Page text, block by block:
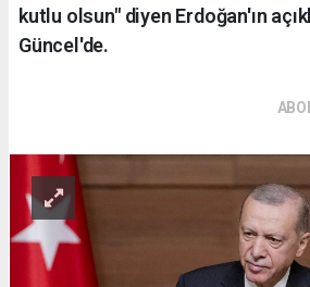
kutlu olsun" diyen Erdoğan'ın
Güncel'de.